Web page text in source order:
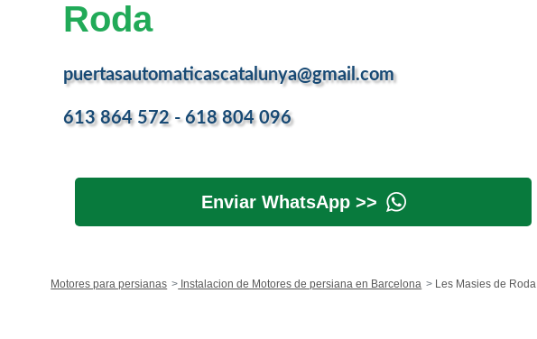
Roda
puertasautomaticascatalunya@gmail.com
613 864 572 - 618 804 096
Enviar WhatsApp >>
Motores para persianas Instalacion de Motores de persiana en Barcelona Les Masies de Roda